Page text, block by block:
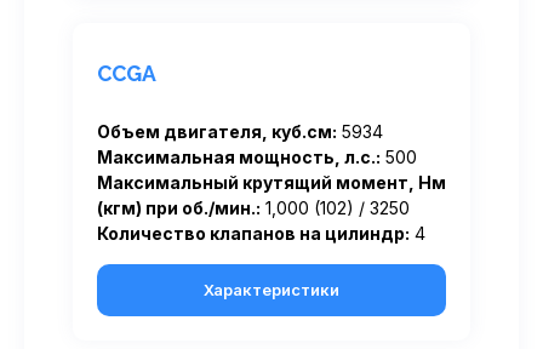
CCGA
Объем двигателя, куб.см: 5934
Максимальная мощность, л.с.: 500
Максимальный крутящий момент, Нм
(кгм) при об./мин.: 1,000 (102) / 3250
Количество клапанов на цилиндр: 4
Характеристики